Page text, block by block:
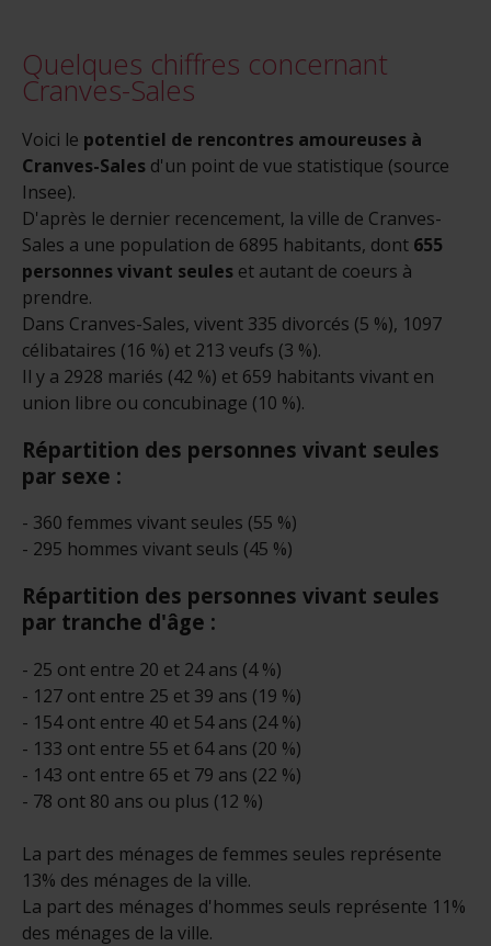
Quelques chiffres concernant
Cranves-Sales
Voici le potentiel de rencontres amoureuses à
Cranves-Sales d'un point de vue statistique (source
Insee).
D'après le dernier recencement, la ville de Cranves-
Sales a une population de 6895 habitants, dont 655
personnes vivant seules et autant de coeurs à
prendre.
Dans Cranves-Sales, vivent 335 divorcés (5 %), 1097
célibataires (16 %) et 213 veufs (3 %).
Il y a 2928 mariés (42 %) et 659 habitants vivant en
union libre ou concubinage (10 %).
Répartition des personnes vivant seules
par sexe :
- 360 femmes vivant seules (55 %)
- 295 hommes vivant seuls (45 %)
Répartition des personnes vivant seules
par tranche d'âge :
- 25 ont entre 20 et 24 ans (4 %)
- 127 ont entre 25 et 39 ans (19 %)
- 154 ont entre 40 et 54 ans (24 %)
- 133 ont entre 55 et 64 ans (20 %)
- 143 ont entre 65 et 79 ans (22 %)
- 78 ont 80 ans ou plus (12 %)
La part des ménages de femmes seules représente
13% des ménages de la ville.
La part des ménages d'hommes seuls représente 11%
des ménages de la ville.